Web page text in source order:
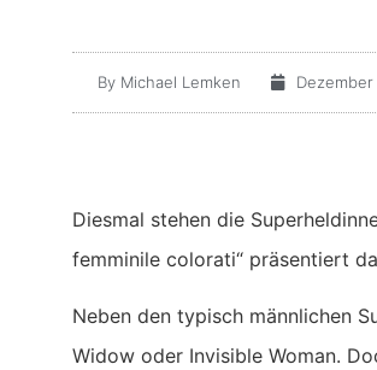
By Michael Lemken
Diesmal stehen die
femminile colorati“ präsentiert
Neben den typisch männlichen
Widow oder Invisible Woman.